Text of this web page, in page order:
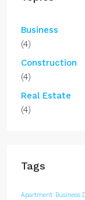
Business
(4)
Construction
(4)
Real Estate
(4)
Tags
Apartment Business